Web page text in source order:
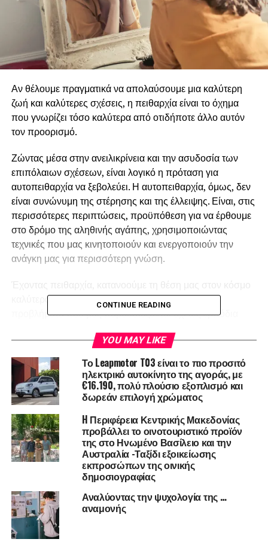
Αν θέλουμε πραγματικά να απολαύσουμε μια καλύτερη
ζωή και καλύτερες σχέσεις, η πειθαρχία είναι το όχημα
που γνωρίζει τόσο καλύτερα από οτιδήποτε άλλο αυτόν
τον προορισμό.
Ζώντας μέσα στην ανειλικρίνεια και την ασυδοσία των
επιπόλαιων σχέσεων, είναι λογικό η πρόταση για
αυτοπειθαρχία να ξεβολεύει. Η αυτοπειθαρχία, όμως, δεν
είναι συνώνυμη της στέρησης και της έλλειψης. Είναι, στις
περισσότερες περιπτώσεις, προϋπόθεση για να έρθουμε
στο δρόμο της αληθινής αγάπης, χρησιμοποιώντας
τεχνικές που μας κινητοποιούν και ενεργοποιούν την
ανάγκη μας για περισσότερη γνώση.
καλύτερα και μπορούμε να αντιμετωπίσουμε τα
προβλήματα που μας παρουσιάζονται όχι ως εμπόδια
και κατακτιέται μέρα με τη μέρα, εφαρμόζοντας τεχνικές
που μελλοντικά αποδεικνύονται αποτελεσματικές στη
σταθερότητα και τη σοβαρότητα των ερωτικών αλλά και
των υπόλοιπων σχέσεών μου. Η αναβολή της
ικανοποίησης, η αποδοχή της ευθύνης, η αλήθεια και η
στάθμιση είναι οι ελεγκτικοί μηχανισμοί της συμπεριφοράς
μας που δεν θα μας αποκόψουν, φυσικά, από το να
είμαστε αυθόρμητοι, αλλά θα μας θυμίζουν τον απώτερο
στόχο, τη δημιουργία δηλαδή καλύτερων και
ειλικρινέστερων σχέσεων.
Φρενάροντας, λοιπόν, τα ένστικτά μας, θέτουμε όρια και
συνάμα διαμορφώνουμε τις κατάλληλες τεχνικές
αυτοπειθαρχίας που εξασφαλίζουν επιτυχημένες σχέσεις.
CONTINUE READING
YOU MAY LIKE
Το Leapmotor T03 είναι το πιο προσιτό
ηλεκτρικό αυτοκίνητο της αγοράς, με
€16.190, πολύ πλούσιο εξοπλισμό και
δωρεάν επιλογή χρώματος
H Περιφέρεια Κεντρικής Μακεδονίας
προβάλλει το οινοτουριστικό προϊόν
της στο Ηνωμένο Βασίλειο και την
Αυστραλία -Ταξίδι εξοικείωσης
εκπροσώπων της οινικής
δημοσιογραφίας
Αναλύοντας την ψυχολογία της …
αναμονής